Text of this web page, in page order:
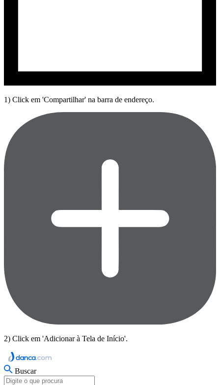
1) Click em 'Compartilhar' na barra de endereço.
2) Click em 'Adicionar à Tela de Início'.
Buscar